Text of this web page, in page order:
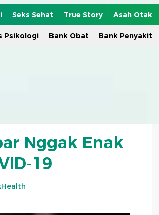
Seks Sehat True Story Asah Otak
Psikologi Bank Obat Bank Penyakit
Nggak Enak
19